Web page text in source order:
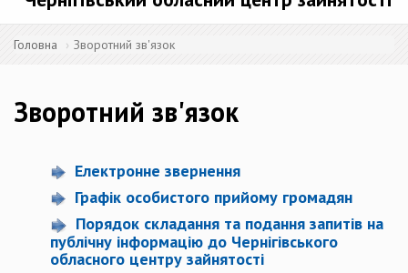
Головна Зворотний зв'язок
Зворотний зв'язок
Електронне звернення
Графік особистого прийому громадян
Порядок складання та подання запитів на
публічну інформацію до Чернігівського
обласного центру зайнятості